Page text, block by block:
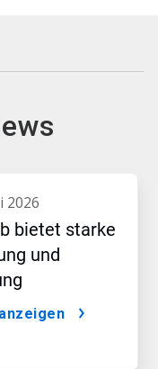
2026
bietet starke
und